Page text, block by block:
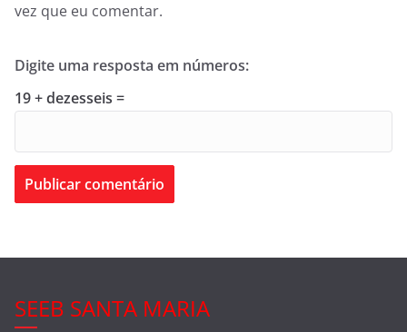
vez que eu comentar.
Digite uma resposta em números:
19 + dezesseis =
SEEB SANTA MARIA